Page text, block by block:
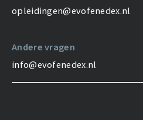
opleidingen@evofenedex.nl
Andere vragen
info@evofenedex.nl